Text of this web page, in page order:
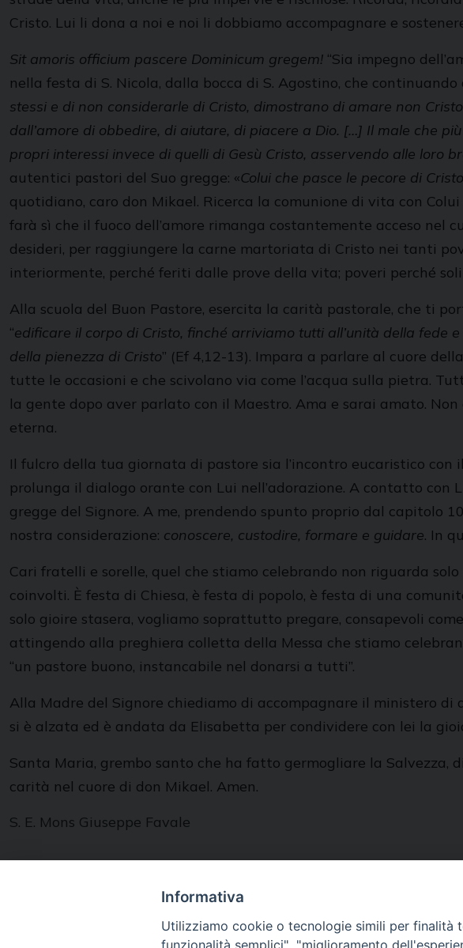
Cristo. Lui li dona a noi e noi li dobbiamo accompagnare e
Sit amoris officium pascere Dominicum gregem! “Sia impegno
nella festa di S. Nicola, dalla bocca di S. Agostino, che continuando
stessi e di non considerarle di Cristo, dimostrano di amare non
dall’amore di obbedire, di aiutare, di piacere a Dio. […] Il male che
propri interessi invece di quelli di Gesù Cristo, asservendo alle loro
autentici pastori del Suo gregge: «Colui che pasce le pecore di
quotidiano, caro don Mikael. Ricerca la comunione di vita con
farà sì che il fuoco dell’amore rimanga costantemente acceso nel
desideri, per raggiungere la carne martoriata di Cristo nei tanti
interiormente, perché feriti dalle prove della vita; poveri perché
Alla scuola del Buon Pastore, esercita la carità pastorale, che ti
“edificare il corpo di Cristo, finché arriviamo tutti all’unità della fede
della pienezza di Cristo” (Ef 4,12-13). Impara a parlare al cuore
tutte le occasioni e che scivolano via come l’acqua sulla pietra.
la gente dopo aver parlato con il Maestro. Ama e sarai amato.
eterna.
Il fulcro della tua giornata di pastore sia l’incontro eucaristico con
prolunga il dialogo orante con Lui nell’adorazione. A contatto con
gregge del Signore. A me, prendendo spunto proprio dal capitolo
nostra considerazione: conoscere, custodire, formare e guidare. In
Cari fratelli e sorelle, quel che stiamo celebrando non riguarda
coinvolti. È festa di Chiesa, è festa di popolo, è festa di una
solo gioire stasera, vogliamo soprattutto pregare, consapevoli
attingendo alla preghiera colletta della Messa che stiamo
“un pastore buono, instancabile nel donarsi a tutti”.
Alla Madre del Signore chiediamo di accompagnare il ministero
si è alzata ed è andata da Elisabetta per condividere con lei la
Santa Maria, grembo santo che ha fatto germogliare la Salvezza,
carità nel cuore di don Mikael. Amen.
S. E. Mons Giuseppe Favale
Informativa
Utilizziamo cookie o tecnologie simili per finalità